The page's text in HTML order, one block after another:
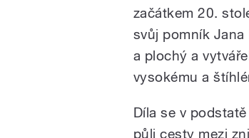
začátkem 20.
svůj pomník
a plochý a
vysokému a
Díla se v
půli cesty mezi